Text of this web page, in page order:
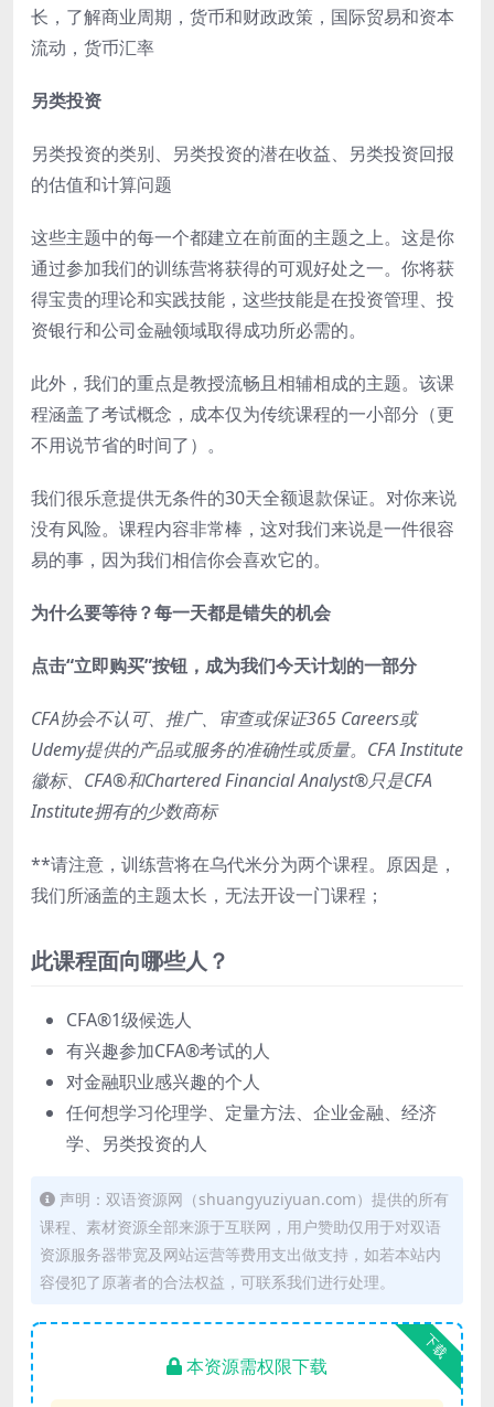
长，了解商业周期，货币和财政政策，国际贸易和资本
流动，货币汇率
另类投资
另类投资的类别、另类投资的潜在收益、另类投资回报
的估值和计算问题
这些主题中的每一个都建立在前面的主题之上。这是你
通过参加我们的训练营将获得的可观好处之一。你将获
得宝贵的理论和实践技能，这些技能是在投资管理、投
资银行和公司金融领域取得成功所必需的。
此外，我们的重点是教授流畅且相辅相成的主题。该课
程涵盖了考试概念，成本仅为传统课程的一小部分（更
不用说节省的时间了）。
我们很乐意提供无条件的30天全额退款保证。对你来说
没有风险。课程内容非常棒，这对我们来说是一件很容
易的事，因为我们相信你会喜欢它的。
为什么要等待？每一天都是错失的机会
点击“立即购买”按钮，成为我们今天计划的一部分
CFA协会不认可、推广、审查或保证365 Careers或
Udemy提供的产品或服务的准确性或质量。CFA Institute
徽标、CFA®和Chartered Financial Analyst®只是CFA
Institute拥有的少数商标
**请注意，训练营将在乌代米分为两个课程。原因是，
我们所涵盖的主题太长，无法开设一门课程；
此课程面向哪些人？
CFA®1级候选人
有兴趣参加CFA®考试的人
对金融职业感兴趣的个人
任何想学习伦理学、定量方法、企业金融、经济
学、另类投资的人
声明：双语资源网（shuangyuziyuan.com）提供的所有
课程、素材资源全部来源于互联网，用户赞助仅用于对双语
资源服务器带宽及网站运营等费用支出做支持，如若本站内
容侵犯了原著者的合法权益，可联系我们进行处理。
下载
本资源需权限下载